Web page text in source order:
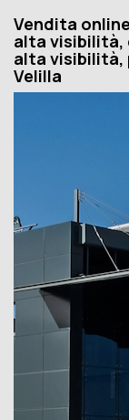
Vendita
alta
alta visibilità,
Velilla